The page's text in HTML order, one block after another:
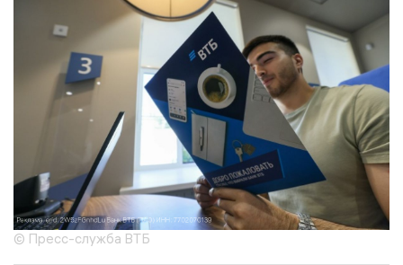
© Пресс-служба ВТБ